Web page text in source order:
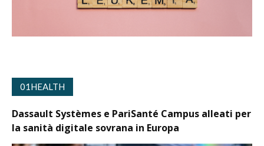
01HEALTH
Dassault Systèmes e PariSanté Campus alleati per
la sanità digitale sovrana in Europa